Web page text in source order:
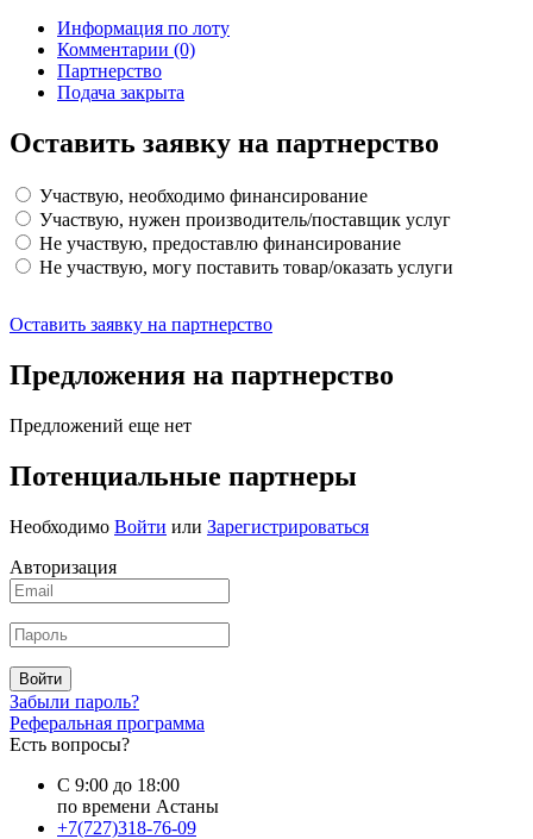
Информация по лоту
Комментарии (0)
Партнерство
Подача закрыта
Оставить заявку на партнерство
Участвую, необходимо финансирование
Участвую, нужен производитель/поставщик услуг
Не участвую, предоставлю финансирование
Не участвую, могу поставить товар/оказать услуги
Оставить заявку на партнерство
Предложения на партнерство
Предложений еще нет
Потенциальные партнеры
Необходимо Войти или Зарегистрироваться
Авторизация
Войти
Забыли пароль?
Реферальная программа
Есть вопросы?
С 9:00 до 18:00
по времени Астаны
+7(727)318-76-09